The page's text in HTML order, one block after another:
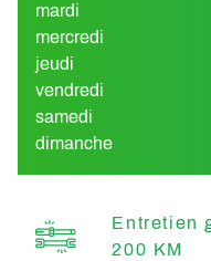
mardi
mercredi
jeudi
vendredi
samedi
dimanche
Entretien
200 KM